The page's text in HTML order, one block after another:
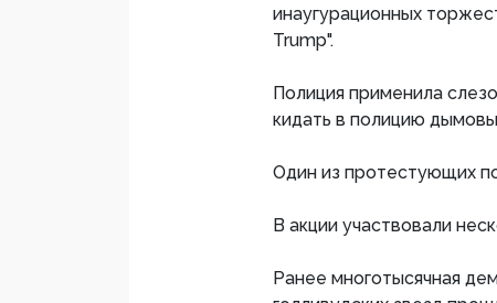
инаугурационных
Trump".
Полиция применила
кидать в полицию
Один из протестующих
В акции участвовали
Ранее многотысячная